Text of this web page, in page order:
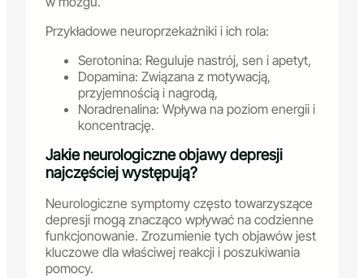
Przykładowe neuroprzekaźniki i ich rola:
Serotonina: Reguluje nastrój, sen i apetyt,
Dopamina: Związana z motywacją,
przyjemnością i nagrodą,
Noradrenalina: Wpływa na poziom energii i
koncentrację.
Jakie neurologiczne objawy depresji
najczęściej występują?
Neurologiczne symptomy często towarzyszące
depresji mogą znacząco wpływać na codzienne
funkcjonowanie. Zrozumienie tych objawów jest
kluczowe dla właściwej reakcji i poszukiwania
pomocy.